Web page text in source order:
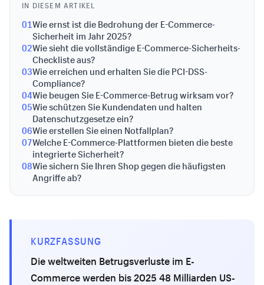
IN DIESEM ARTIKEL
01Wie ernst ist die Bedrohung der E-Commerce-
Sicherheit im Jahr 2025?
02Wie sieht die vollständige E-Commerce-Sicherheits-
Checkliste aus?
03Wie erreichen und erhalten Sie die PCI-DSS-
Compliance?
04Wie beugen Sie E-Commerce-Betrug wirksam vor?
05Wie schützen Sie Kundendaten und halten
Datenschutzgesetze ein?
06Wie erstellen Sie einen Notfallplan?
07Welche E-Commerce-Plattformen bieten die beste
integrierte Sicherheit?
08Wie sichern Sie Ihren Shop gegen die häufigsten
Angriffe ab?
KURZFASSUNG
Die weltweiten Betrugsverluste im E-
Commerce werden bis 2025 48 Milliarden US-